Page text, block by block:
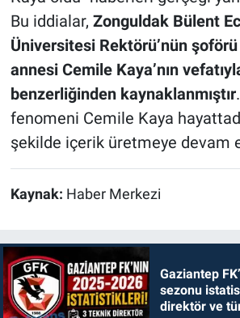
Bu iddialar, Zonguldak Bülent
Üniversitesi Rektörü’nün şoförü
annesi Cemile Kaya’nın
benzerliğinden kaynaklanmıştır
fenomeni Cemile Kaya
şekilde içerik üretmeye devam
Kaynak: Haber Merkezi
Gaziantep
sezonu
direktör ve